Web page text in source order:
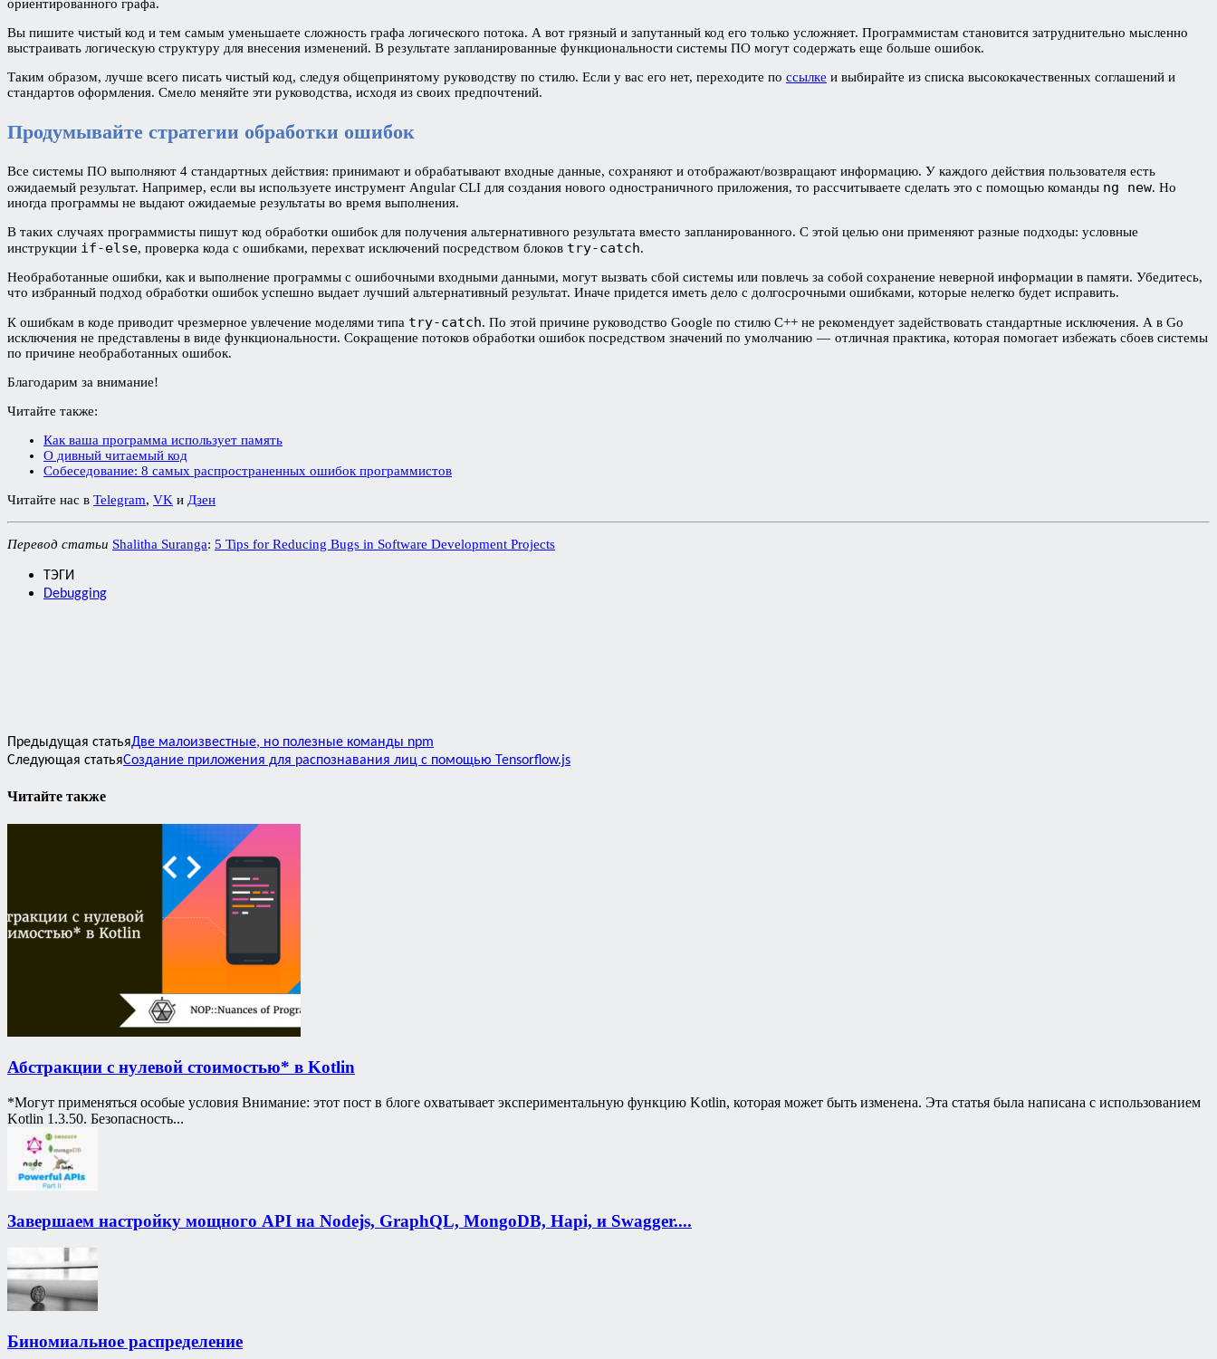
ориентированного графа.
Вы пишите чистый код и тем самым уменьшаете сложность графа логического потока. А вот грязный и запутанный код его только усложняет. Программистам становится затруднительно мысленно
выстраивать логическую структуру для внесения изменений. В результате запланированные функциональности системы ПО могут содержать еще больше ошибок.
Таким образом, лучше всего писать чистый код, следуя общепринятому руководству по стилю. Если у вас его нет, переходите по ссылке и выбирайте из списка высококачественных соглашений и
стандартов оформления. Смело меняйте эти руководства, исходя из своих предпочтений.
Продумывайте стратегии обработки ошибок
Все системы ПО выполняют 4 стандартных действия: принимают и обрабатывают входные данные, сохраняют и отображают/возвращают информацию. У каждого действия пользователя есть
ожидаемый результат. Например, если вы используете инструмент Angular CLI для создания нового одностраничного приложения, то рассчитываете сделать это с помощью команды ng new. Но
иногда программы не выдают ожидаемые результаты во время выполнения.
В таких случаях программисты пишут код обработки ошибок для получения альтернативного результата вместо запланированного. С этой целью они применяют разные подходы: условные
инструкции if-else, проверка кода с ошибками, перехват исключений посредством блоков try-catch.
Необработанные ошибки, как и выполнение программы с ошибочными входными данными, могут вызвать сбой системы или повлечь за собой сохранение неверной информации в памяти. Убедитесь,
что избранный подход обработки ошибок успешно выдает лучший альтернативный результат. Иначе придется иметь дело с долгосрочными ошибками, которые нелегко будет исправить.
К ошибкам в коде приводит чрезмерное увлечение моделями типа try-catch. По этой причине руководство Google по стилю C++ не рекомендует задействовать стандартные исключения. А в Gо
исключения не представлены в виде функциональности. Сокращение потоков обработки ошибок посредством значений по умолчанию — отличная практика, которая помогает избежать сбоев системы
по причине необработанных ошибок.
Благодарим за внимание!
Читайте также:
Как ваша программа использует память
О дивный читаемый код
Собеседование: 8 самых распространенных ошибок программистов
Читайте нас в Telegram, VK и Дзен
Перевод статьи Shalitha Suranga: 5 Tips for Reducing Bugs in Software Development Projects
ТЭГИ
Debugging
Предыдущая статьяДве малоизвестные, но полезные команды npm
Следующая статьяСоздание приложения для распознавания лиц с помощью Tensorflow.js
Читайте также
Абстракции с нулевой стоимостью* в Kotlin
*Могут применяться особые условия Внимание: этот пост в блоге охватывает экспериментальную функцию Kotlin, которая может быть изменена. Эта статья была написана с использованием
Kotlin 1.3.50. Безопасность...
Завершаем настройку мощного API на Nodejs, GraphQL, MongoDB, Hapi, и Swagger....
Биномиальное распределение